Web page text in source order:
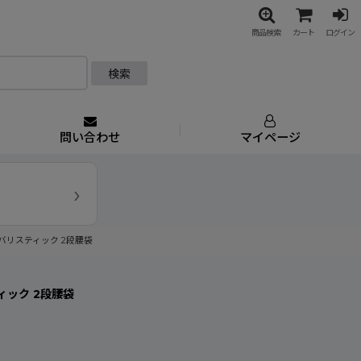
商品検索 カート ログイン
検索
問い合わせ マイページ
›
リスティック 2段腰袋
ック 2段腰袋